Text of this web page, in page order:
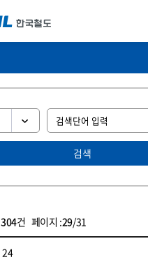
검색
304건 페이지 :29/31
24